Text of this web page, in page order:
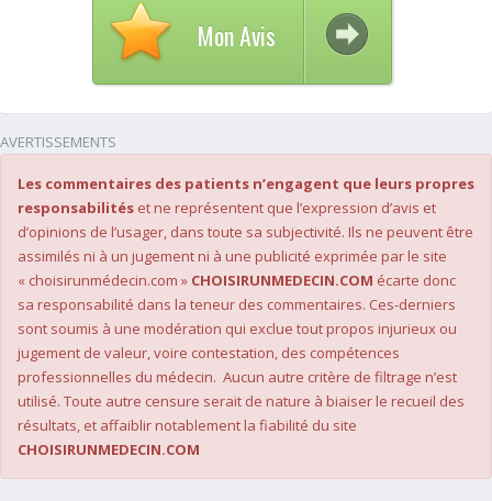
Mon Avis
AVERTISSEMENTS
Les commentaires des patients n’engagent que leurs propres
responsabilités et ne représentent que l’expression d’avis et
d’opinions de l’usager, dans toute sa subjectivité. Ils ne peuvent être
assimilés ni à un jugement ni à une publicité exprimée par le site
« choisirunmédecin.com » CHOISIRUNMEDECIN.COM écarte donc
sa responsabilité dans la teneur des commentaires. Ces-derniers
sont soumis à une modération qui exclue tout propos injurieux ou
jugement de valeur, voire contestation, des compétences
professionnelles du médecin. Aucun autre critère de filtrage n’est
utilisé. Toute autre censure serait de nature à biaiser le recueil des
résultats, et affaiblir notablement la fiabilité du site
CHOISIRUNMEDECIN.COM